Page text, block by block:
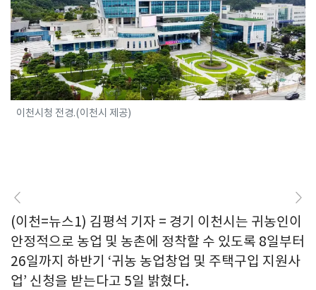
이천시청 전경.(이천시 제공)
(이천=뉴스1) 김평석 기자 = 경기 이천시는 귀농인이
안정적으로 농업 및 농촌에 정착할 수 있도록 8일부터
26일까지 하반기 ‘귀농 농업창업 및 주택구입 지원사
업’ 신청을 받는다고 5일 밝혔다.